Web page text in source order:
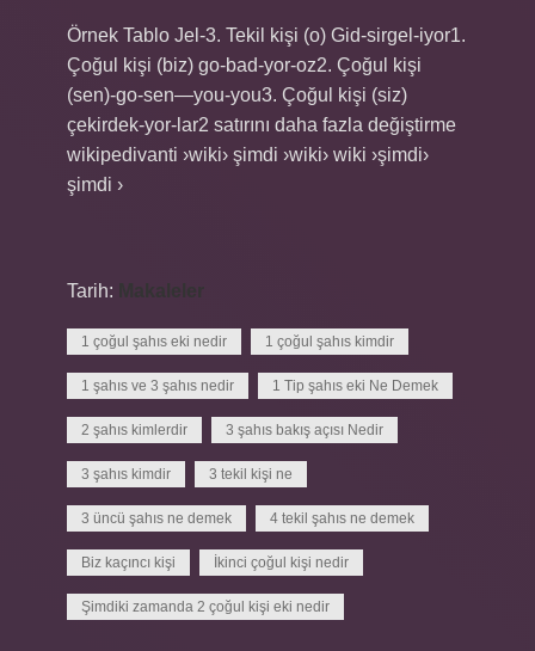
Örnek Tablo Jel-3. Tekil kişi (o) Gid-sirgel-iyor1.
Çoğul kişi (biz) go-bad-yor-oz2. Çoğul kişi
(sen)-go-sen—you-you3. Çoğul kişi (siz)
çekirdek-yor-lar2 satırını daha fazla değiştirme
wikipedivanti ›wiki› şimdi ›wiki› wiki ›şimdi›
şimdi ›
Tarih:
1 çoğul şahıs eki nedir 1 çoğul şahıs kimdir
1 şahıs ve 3 şahıs nedir 1 Tip şahıs eki Ne Demek
2 şahıs kimlerdir 3 şahıs bakış açısı Nedir
3 şahıs kimdir 3 tekil kişi ne
3 üncü şahıs ne demek 4 tekil şahıs ne demek
Biz kaçıncı kişi İkinci çoğul kişi nedir
Şimdiki zamanda 2 çoğul kişi eki nedir